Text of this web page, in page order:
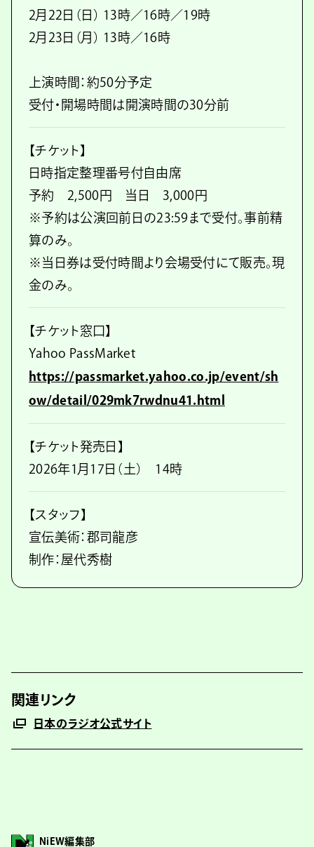
2月22日（日） 13時／16時／19時
2月23日（月） 13時／16時
上演時間：約50分予定
受付・開場時間は開演時間の30分前
【チケット】
日時指定整理番号付自由席
予約 2,500円 当日 3,000円
※予約は公演回前日の23:59まで受付。事前精
算のみ。
※当日券は受付時間より会場受付にて販売。現
金のみ。
【チケット窓口】
Yahoo PassMarket
https://passmarket.yahoo.co.jp/event/sh
ow/detail/029mk7rwdnu41.html
【チケット発売日】
2026年1月17日（土） 14時
【スタッフ】
宣伝美術：郡司龍彦
制作：屋代秀樹
関連リンク
日本のラジオ公式サイト
NiEW編集部